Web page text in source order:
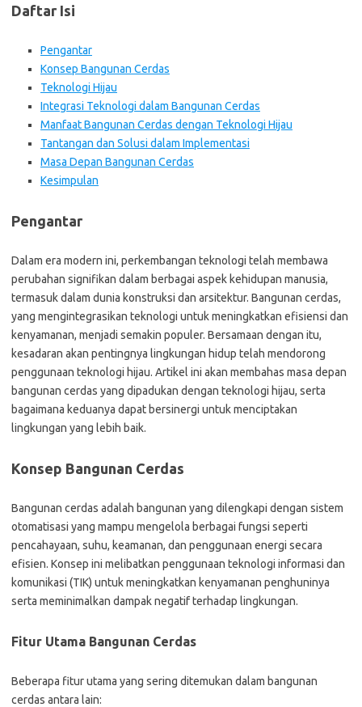
Daftar Isi
Pengantar
Konsep Bangunan Cerdas
Teknologi Hijau
Integrasi Teknologi dalam Bangunan Cerdas
Manfaat Bangunan Cerdas dengan Teknologi Hijau
Tantangan dan Solusi dalam Implementasi
Masa Depan Bangunan Cerdas
Kesimpulan
Pengantar
Dalam era modern ini, perkembangan teknologi telah membawa
perubahan signifikan dalam berbagai aspek kehidupan manusia,
termasuk dalam dunia konstruksi dan arsitektur. Bangunan cerdas,
yang mengintegrasikan teknologi untuk meningkatkan efisiensi dan
kenyamanan, menjadi semakin populer. Bersamaan dengan itu,
kesadaran akan pentingnya lingkungan hidup telah mendorong
penggunaan teknologi hijau. Artikel ini akan membahas masa depan
bangunan cerdas yang dipadukan dengan teknologi hijau, serta
bagaimana keduanya dapat bersinergi untuk menciptakan
lingkungan yang lebih baik.
Konsep Bangunan Cerdas
Bangunan cerdas adalah bangunan yang dilengkapi dengan sistem
otomatisasi yang mampu mengelola berbagai fungsi seperti
pencahayaan, suhu, keamanan, dan penggunaan energi secara
efisien. Konsep ini melibatkan penggunaan teknologi informasi dan
komunikasi (TIK) untuk meningkatkan kenyamanan penghuninya
serta meminimalkan dampak negatif terhadap lingkungan.
Fitur Utama Bangunan Cerdas
Beberapa fitur utama yang sering ditemukan dalam bangunan
cerdas antara lain: